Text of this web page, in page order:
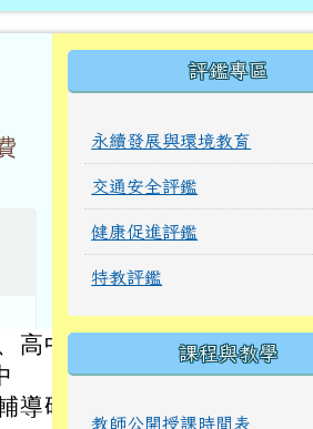
高中
導研
右邊區域內容
評鑑專區
永續發展與環境教育
交通安全評鑑
健康促進評鑑
特教評鑑
課程與教學
教師公開授課時間表